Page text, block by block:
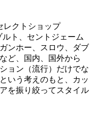
レクトショップ
ト、セントジェーム
ンホー、スロウ、ダブ
ど、国内、国外から
ョン（流行）だけでな
いう考えのもと、カッ
を振り絞ってスタイル